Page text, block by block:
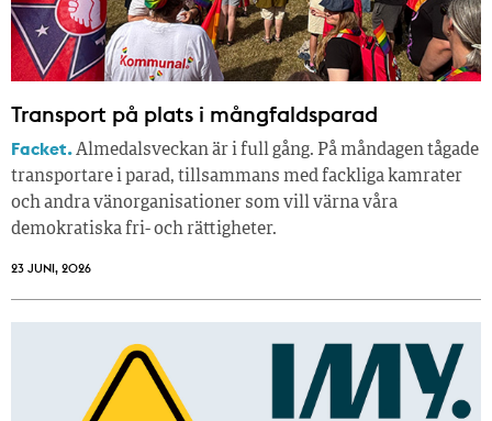
Transport på plats i mångfaldsparad
Facket.Almedalsveckan är i full gång. På måndagen tågade
transportare i parad, tillsammans med fackliga kamrater
och andra vänorganisationer som vill värna våra
demokratiska fri- och rättigheter.
23 JUNI, 2026